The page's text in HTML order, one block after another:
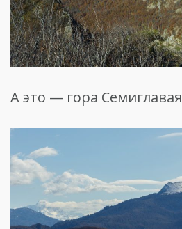
А это — гора Семиглавая